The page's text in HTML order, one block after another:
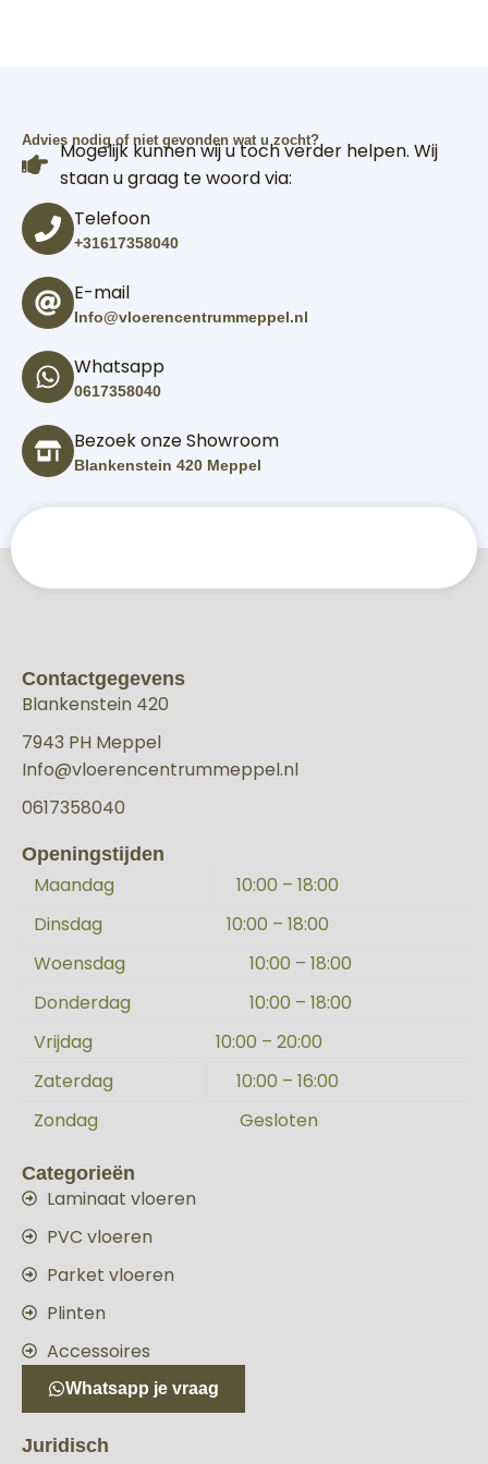
Advies nodig of niet gevonden wat u zocht?
Mogelijk kunnen wij u toch verder helpen. Wij
staan u graag te woord via:
Telefoon
+31617358040
E-mail
Info@vloerencentrummeppel.nl
Whatsapp
0617358040
Bezoek onze Showroom
Blankenstein 420 Meppel
Contactgegevens
Blankenstein 420
7943 PH Meppel
Info@vloerencentrummeppel.nl
0617358040
Openingstijden
Maandag
10:00 – 18:00
Dinsdag
10:00 – 18:00
Woensdag
10:00 – 18:00
Donderdag
10:00 – 18:00
Vrijdag
10:00 – 20:00
Zaterdag
10:00 – 16:00
Zondag
Gesloten
Categorieën
Laminaat vloeren
PVC vloeren
Parket vloeren
Plinten
Accessoires
Whatsapp je vraag
Juridisch